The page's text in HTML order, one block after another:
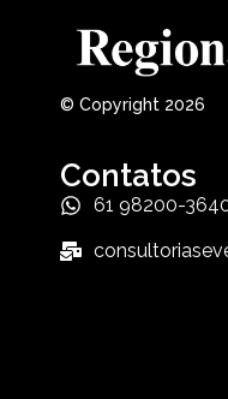
© Copyright 2026
Contatos
61 98200-